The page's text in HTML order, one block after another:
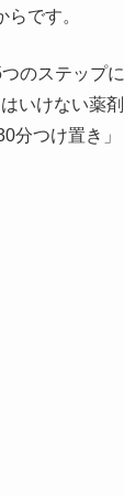
です。
のステップに
いけない薬剤
分つけ置き」